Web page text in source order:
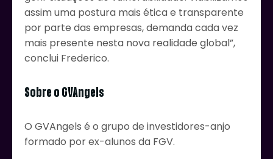
assim uma postura mais ética e transparente
por parte das empresas, demanda cada vez
mais presente nesta nova realidade global”,
conclui Frederico.
Sobre o GVAngels
O GVAngels é o grupo de investidores-anjo
formado por ex-alunos da FGV.